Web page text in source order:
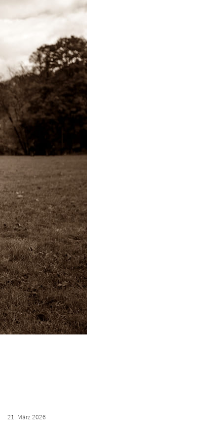
21. März 2026